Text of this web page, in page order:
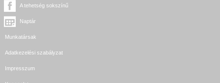
A tehetség sokszínű
Naptár
Munkatársak
Adatkezelési szabályzat
Impresszum